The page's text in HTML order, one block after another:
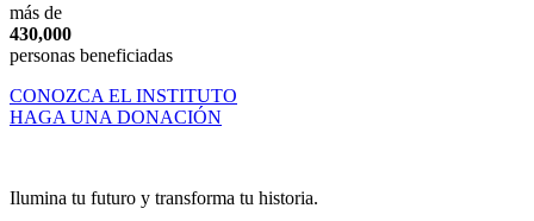
más de
430,000
personas beneficiadas
CONOZCA EL INSTITUTO
HAGA UNA DONACIÓN
Ilumina tu futuro y transforma tu historia.